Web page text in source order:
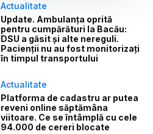
Actualitate
Update. Ambulanța oprită
pentru cumpărături la Bacău:
DSU a găsit și alte nereguli.
Pacienții nu au fost monitorizați
în timpul transportului
Actualitate
Platforma de cadastru ar putea
reveni online săptămâna
viitoare. Ce se întâmplă cu cele
94.000 de cereri blocate